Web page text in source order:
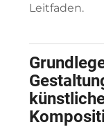
Leitfaden.